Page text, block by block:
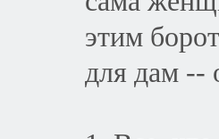
этим
для дам --